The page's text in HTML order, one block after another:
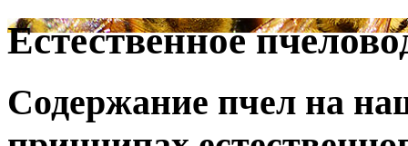
Естественное
Содержание пчел на